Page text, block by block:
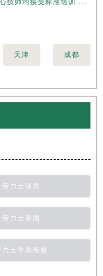
天津 成都
劳力士保养
劳力士新闻
力士手表维修